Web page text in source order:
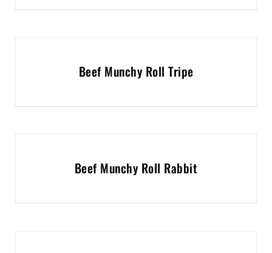
Beef Munchy Roll Tripe
Beef Munchy Roll Rabbit